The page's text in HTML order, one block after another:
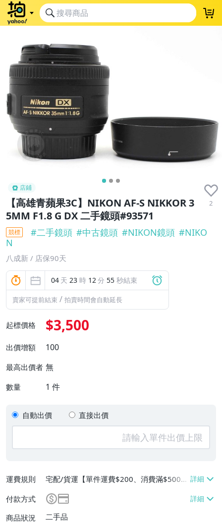
店鋪
【高雄青蘋果3C】NIKON AF-S NIKKOR 3
5MM F1.8 G DX 二手鏡頭#93571
2
競標 #二手鏡頭 #中古鏡頭 #NIKON鏡頭 #NIKO
N
八成新 / 店保90天
04 天 23 時 12分 54 秒結束
賣家可提前結束 / 拍賣時間會自動延長
起標價格 $3,500
出價增額 100
最高出價者 無
數量 1 件
自動出價 直接出價
運費規則
宅配/貨運【單件運費$200、消費滿$5000
付款方式
商品狀況
二手品